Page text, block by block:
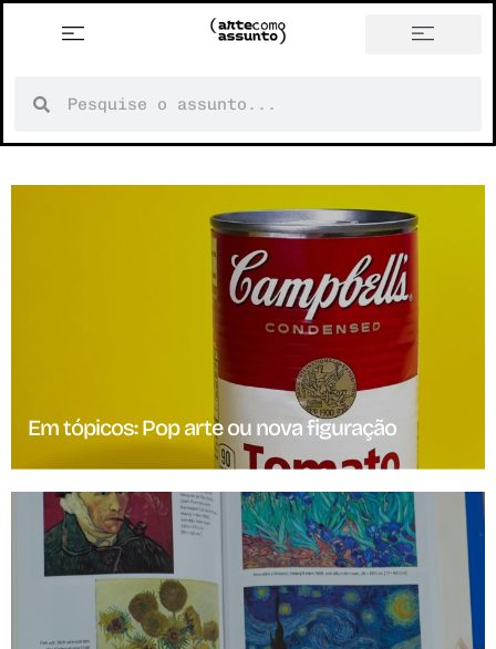
Em tópicos: Pop arte ou nova figuração